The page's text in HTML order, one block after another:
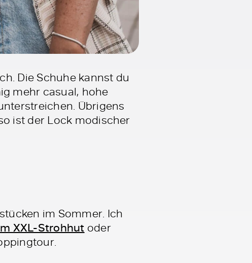
Die Schuhe kannst du
mehr casual, hohe
Übrigens
ist der Lock modischer
im Sommer. Ich
XXL-Strohhut oder